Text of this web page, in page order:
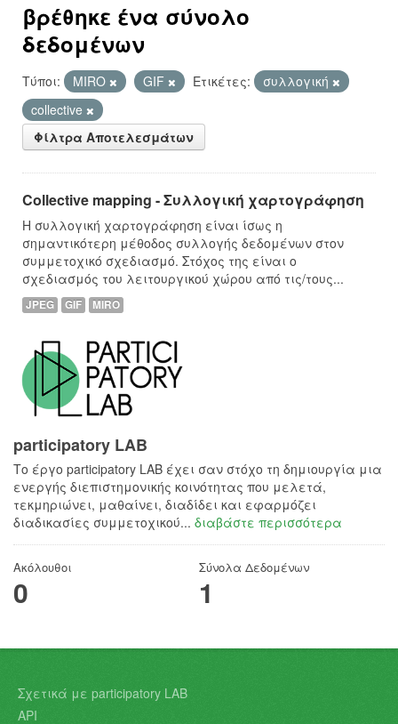
βρέθηκε ένα σύνολο
δεδομένων
Τύποι: MIRO GIF Ετικέτες:
συλλογική
collective
Φίλτρα Αποτελεσμάτων
Collective mapping - Συλλογική χαρτογράφηση
Η συλλογική χαρτογράφηση είναι ίσως η
σημαντικότερη μέθοδος συλλογής δεδομένων στον
συμμετοχικό σχεδιασμό. Στόχος της είναι ο
σχεδιασμός του λειτουργικού χώρου από τις/τους...
JPEG GIF MIRO
participatory LAB
Το έργο participatory LAB έχει σαν στόχο τη δημιουργία μια
ενεργής διεπιστημονικής κοινότητας που μελετά,
τεκμηριώνει, μαθαίνει, διαδίδει και εφαρμόζει
διαδικασίες συμμετοχικού... διαβάστε περισσότερα
Ακόλουθοι
0
Σύνολα Δεδομένων
1
Σχετικά με participatory LAB
API